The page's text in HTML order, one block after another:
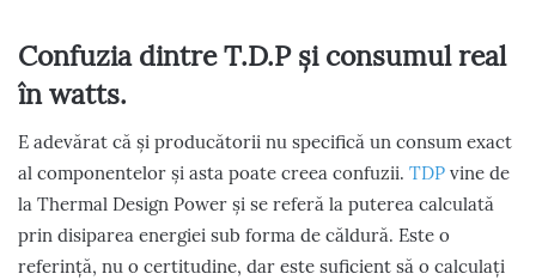
Confuzia dintre T.D.P și consumul real
în watts.
E adevărat că și producătorii nu specifică un consum exact
al componentelor și asta poate creea confuzii. TDP vine de
la Thermal Design Power și se referă la puterea calculată
prin disiparea energiei sub forma de căldură. Este o
referință, nu o certitudine, dar este suficient să o calculați